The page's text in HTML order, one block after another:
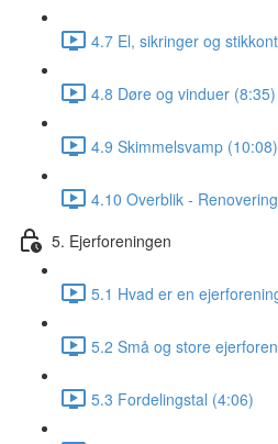
4.7 El, sikringer og
4.8 Døre og vinduer (8:35)
4.9 Skimmelsvamp (10:08)
4.10 Overblik -
5. Ejerforeningen
5.1 Hvad er en
5.2 Små og store
5.3 Fordelingstal (4:06)